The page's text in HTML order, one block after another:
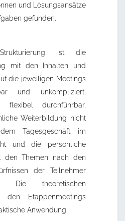
und Lösungsansätze
gefunden.
ist die
mit den Inhalten und
die jeweiligen Meetings
und unkompliziert,
flexibel durchführbar,
Weiterbildung nicht
Tagesgeschäft im
und die persönliche
den Themen nach den
der Teilnehmer
Die theoretischen
den Etappenmeetings
Anwendung.